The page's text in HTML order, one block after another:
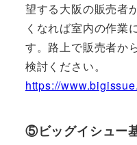
望する大阪の販売者
くなれば室内の作業
す。路上で販売者か
検討ください。
https://
⑤ビッグイシュー